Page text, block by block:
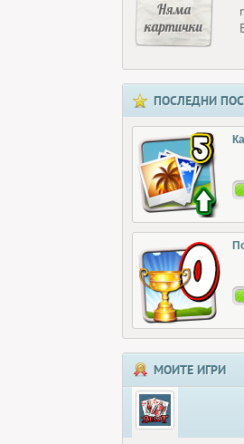
Няма
картички
ПОСЛЕДНИ
МОИТЕ ИГРИ